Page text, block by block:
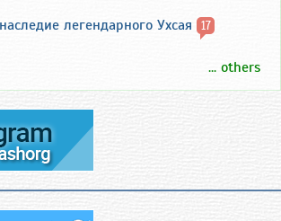
легендарного Ухсая 17
... others